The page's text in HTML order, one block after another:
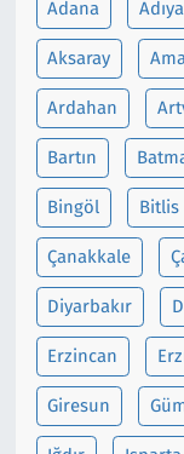
Adana
Aksaray
Ardahan
Bartın
Bingöl Bitlis
Çanakkale
Diyarbakır
Erzincan
Giresun
Siyaset
Spor
Tekirdağ